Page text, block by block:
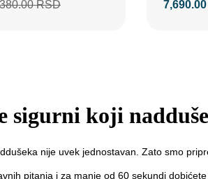
RSD
sigurni koji
nije uvek jednostavan. Zato smo
pitanja i za manje od 60 sekundi